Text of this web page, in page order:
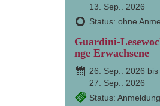
13. Sep.. 2026
Status: ohne
Guardini-
nge Erwachsene
26. Sep.. 2026 bis
27. Sep.. 2026
Status: